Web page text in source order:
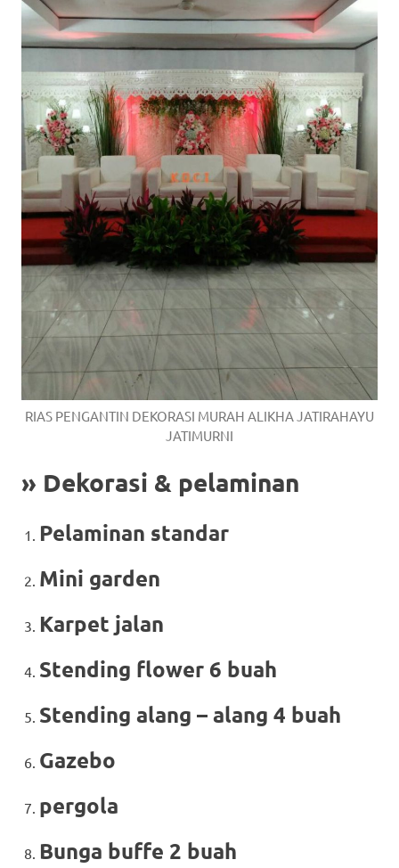
RIAS PENGANTIN DEKORASI MURAH ALIKHA JATIRAHAYU
JATIMURNI
» Dekorasi & pelaminan
Pelaminan standar
Mini garden
Karpet jalan
Stending flower 6 buah
Stending alang – alang 4 buah
Gazebo
pergola
Bunga buffe 2 buah